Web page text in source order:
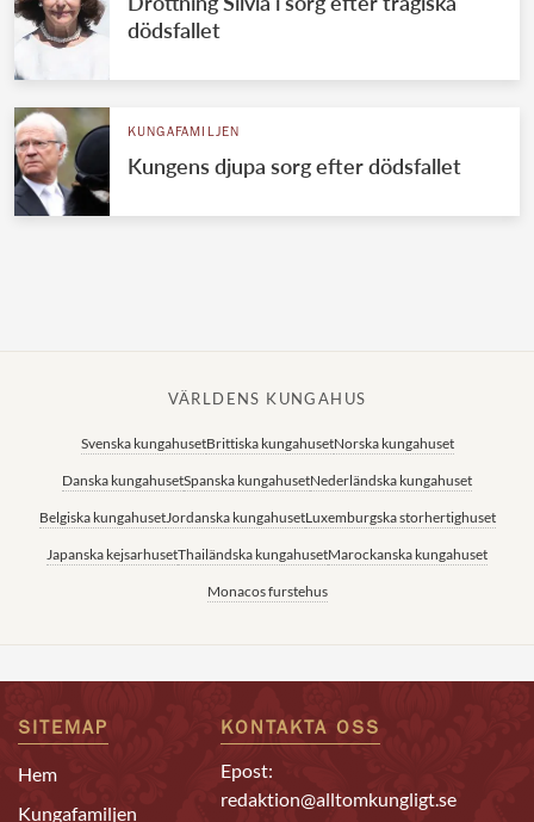
dödsfallet
KUNGAFAMILJEN
Kungens djupa sorg efter dödsfallet
VÄRLDENS KUNGAHUS
Svenska kungahusetBrittiska kungahusetNorska kungahuset
Danska kungahusetSpanska kungahusetNederländska kungahuset
Belgiska kungahusetJordanska kungahusetLuxemburgska storhertighuset
Japanska kejsarhusetThailändska kungahusetMarockanska kungahuset
Monacos furstehus
SITEMAP
Hem
Kungafamiljen
KONTAKTA OSS
Epost:
redaktion@alltomkungligt.se